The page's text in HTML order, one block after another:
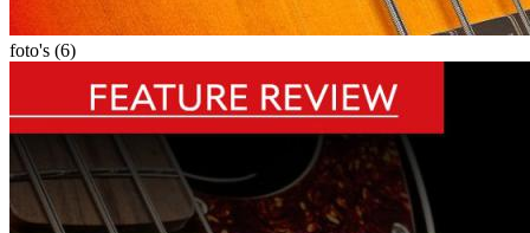
foto's (6)